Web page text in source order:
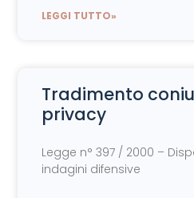
LEGGI TUTTO»
Tradimento
privacy
Legge n° 397 / 2000 –
indagini difensive